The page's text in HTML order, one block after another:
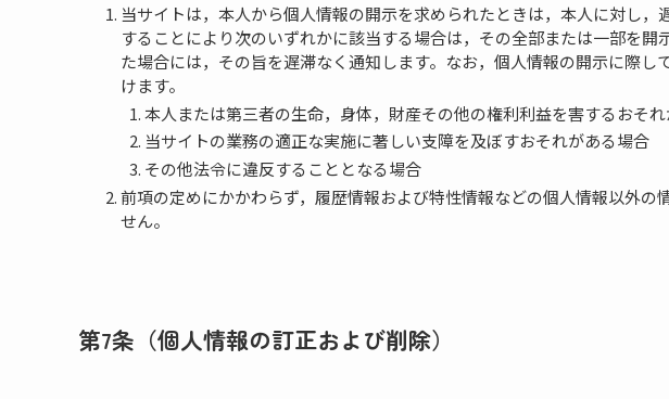
当サイトは，本人から個人情報の開示を求められたときは，本人に対し，
することにより次のいずれかに該当する場合は，その全部または一部を開
た場合には，その旨を遅滞なく通知します。なお，個人情報の開示に際し
けます。
本人または第三者の生命，身体，財産その他の権利利益を害するおそ
当サイトの業務の適正な実施に著しい支障を及ぼすおそれがある場合
その他法令に違反することとなる場合
前項の定めにかかわらず，履歴情報および特性情報などの個人情報以外の
せん。
第7条（個人情報の訂正および削除）